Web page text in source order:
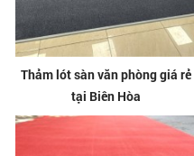
Thảm lót sàn văn phòng giá rẻ
tại Biên Hòa